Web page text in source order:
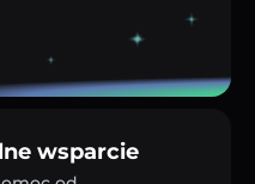
wsparcie